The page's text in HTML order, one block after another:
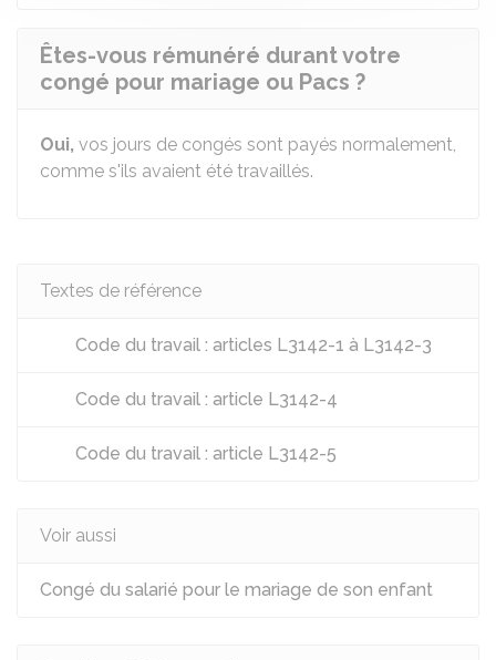
Êtes-vous rémunéré durant votre
congé pour mariage ou Pacs ?
Oui, vos jours de congés sont payés normalement,
comme s'ils avaient été travaillés.
Textes de référence
Code du travail : articles L3142-1 à L3142-3
Code du travail : article L3142-4
Code du travail : article L3142-5
Voir aussi
Congé du salarié pour le mariage de son enfant